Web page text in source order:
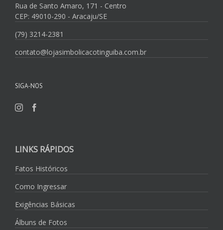
Rua de Santo Amaro, 171 - Centro
CEP: 49010-290 - Aracaju/SE
(79) 3214-2381
contato@lojasimbolicacotinguiba.com.br
SIGA-NOS
LINKS RÁPIDOS
Fatos Históricos
Como Ingressar
Exigências Básicas
Álbuns de Fotos